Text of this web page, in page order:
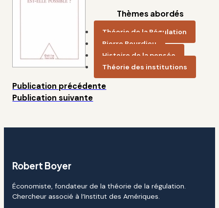
Thèmes abordés
Théorie de la Régulation
Pierre Bourdieu
Histoire de la pensée
Théorie des institutions
Publication précédente
Publication suivante
Robert Boyer
Économiste, fondateur de la théorie de la régulation.
Chercheur associé à l’Institut des Amériques.